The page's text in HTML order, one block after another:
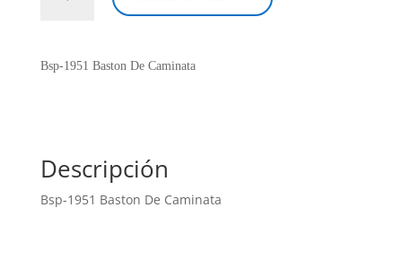
Caminata
Bsp-1951 Baston De Caminata
Descripción
Bsp-1951 Baston De Caminata